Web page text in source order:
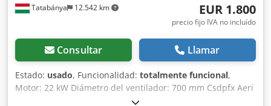
Tatabánya 12.542 km EUR 1.800
precio fijo IVA no incluído
Consultar Llamar
Estado: usado, Funcionalidad: totalmente funcional,
Motor: 22 kW Diámetro del ventilador: 700 mm Csdpfx Aeri
R Duonuorf Longitud: 2500 mm